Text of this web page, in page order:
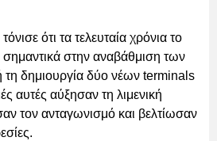
ότι τα τελευταία χρόνια το
σημαντικά στην αναβάθμιση των
τη δημιουργία δύο νέων terminals
αυτές αύξησαν τη λιμενική
τον ανταγωνισμό και βελτίωσαν